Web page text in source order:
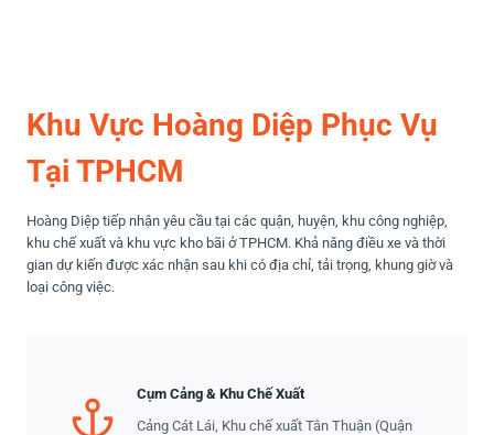
Khu Vực Hoàng Diệp Phục Vụ
Tại TPHCM
Hoàng Diệp tiếp nhận yêu cầu tại các quận, huyện, khu công nghiệp,
khu chế xuất và khu vực kho bãi ở TPHCM. Khả năng điều xe và thời
gian dự kiến được xác nhận sau khi có địa chỉ, tải trọng, khung giờ và
loại công việc.
Cụm Cảng & Khu Chế Xuất
Cảng Cát Lái, Khu chế xuất Tân Thuận (Quận